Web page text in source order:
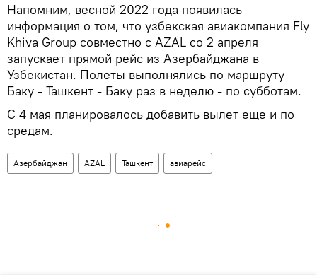
Напомним, весной 2022 года появилась
информация о том, что узбекская авиакомпания Fly
Khiva Group совместно с AZAL со 2 апреля
запускает прямой рейс из Азербайджана в
Узбекистан. Полеты выполнялись по маршруту
Баку - Ташкент - Баку раз в неделю - по субботам.
С 4 мая планировалось добавить вылет еще и по
средам.
Азербайджан AZAL Ташкент авиарейс